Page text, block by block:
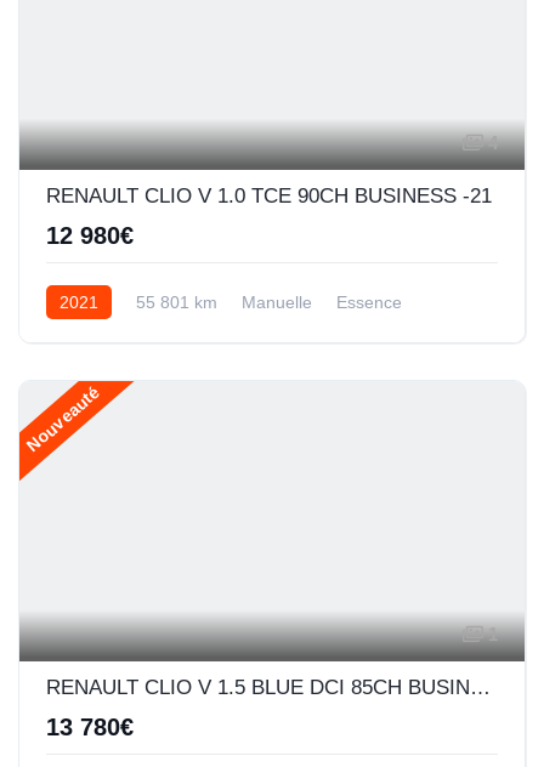
4
RENAULT CLIO V 1.0 TCE 90CH BUSINESS -21
12 980€
2021 55 801 km Manuelle Essence
Nouveauté
1
RENAULT CLIO V 1.5 BLUE DCI 85CH BUSINESS
13 780€